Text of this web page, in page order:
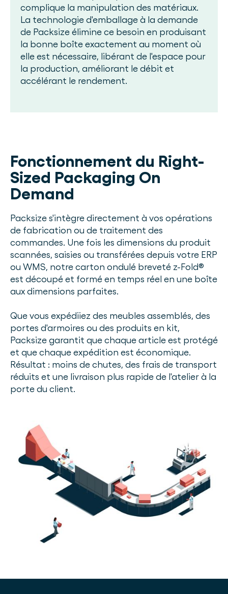
complique la manipulation des matériaux.
La technologie d'emballage à la demande
de Packsize élimine ce besoin en produisant
la bonne boîte exactement au moment où
elle est nécessaire, libérant de l'espace pour
la production, améliorant le débit et
accélérant le rendement.
Fonctionnement du Right-
Sized Packaging On
Demand
Packsize s'intègre directement à vos opérations
de fabrication ou de traitement des
commandes. Une fois les dimensions du produit
scannées, saisies ou transférées depuis votre ERP
ou WMS, notre carton ondulé breveté z-Fold®
est découpé et formé en temps réel en une boîte
aux dimensions parfaites.
Que vous expédiiez des meubles assemblés, des
portes d'armoires ou des produits en kit,
Packsize garantit que chaque article est protégé
et que chaque expédition est économique.
Résultat : moins de chutes, des frais de transport
réduits et une livraison plus rapide de l'atelier à la
porte du client.